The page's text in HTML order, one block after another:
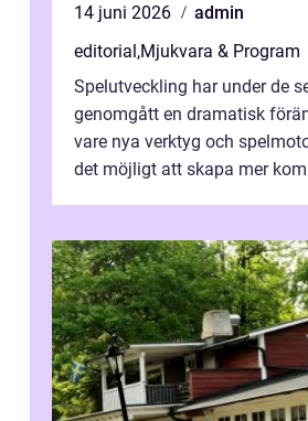
14 juni 2026
admin
editorial,Mjukvara & Program
Spelutveckling har under de
genomgått en dramatisk
vare nya verktyg och
det möjligt att skapa mer